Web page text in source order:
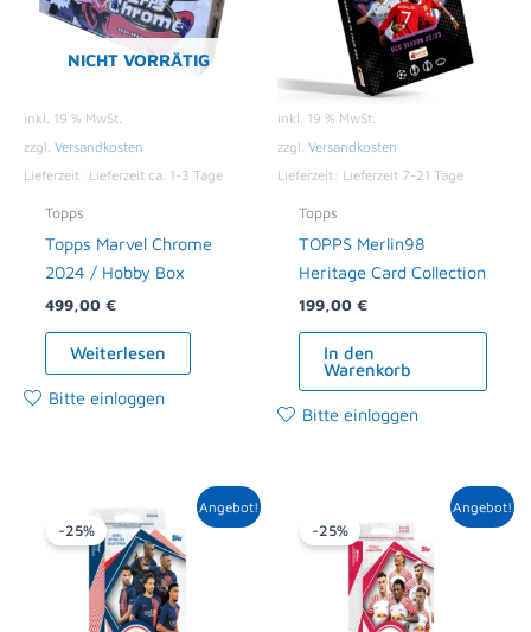
NICHT VORRÄTIG
inkl. 19 % MwSt.
zzgl. Versandkosten
Lieferzeit: Lieferzeit ca. 1-3 Tage
Topps
Topps Marvel Chrome
2024 / Hobby Box
499,00 €
Weiterlesen
Bitte einloggen
inkl. 19 % MwSt.
zzgl. Versandkosten
Lieferzeit: Lieferzeit 7-21 Tage
Topps
TOPPS Merlin98
Heritage Card Collection
199,00 €
In den
Warenkorb
Bitte einloggen
Angebot!
-25%
Ursprünglicher
Preis
war:
19,99 €
Aktueller
Preis
ist:
14,99 €.
Angebot!
-25%
Ursprünglicher
Preis
war:
19,99 €
Aktueller
Preis
ist:
14,99 €.